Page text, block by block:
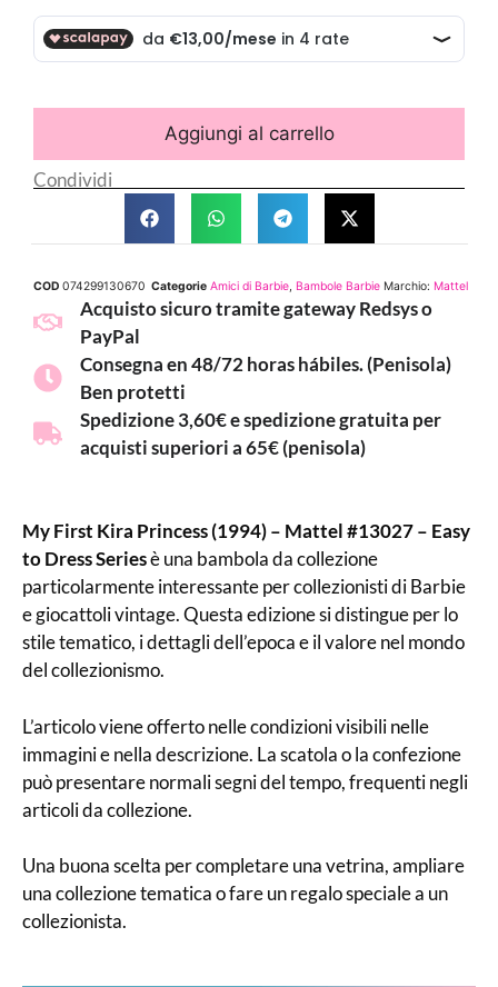
Aggiungi al carrello
Condividi
COD 074299130670 Categorie Amici di Barbie, Bambole Barbie Marchio: Mattel
Acquisto sicuro tramite gateway Redsys o
PayPal
Consegna en 48/72 horas hábiles. (Penisola)
Ben protetti
Spedizione 3,60€ e spedizione gratuita per
acquisti superiori a 65€ (penisola)
My First Kira Princess (1994) – Mattel #13027 – Easy
to Dress Seriesè una bambola da collezione
particolarmente interessante per collezionisti di Barbie
e giocattoli vintage. Questa edizione si distingue per lo
stile tematico, i dettagli dell’epoca e il valore nel mondo
del collezionismo.
L’articolo viene offerto nelle condizioni visibili nelle
immagini e nella descrizione. La scatola o la confezione
può presentare normali segni del tempo, frequenti negli
articoli da collezione.
Una buona scelta per completare una vetrina, ampliare
una collezione tematica o fare un regalo speciale a un
collezionista.